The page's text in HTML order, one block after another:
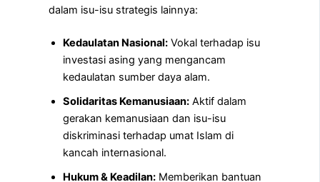
dalam isu-isu strategis lainnya:
Kedaulatan Nasional: Vokal terhadap isu
investasi asing yang mengancam
kedaulatan sumber daya alam.
Solidaritas Kemanusiaan: Aktif dalam
gerakan kemanusiaan dan isu-isu
diskriminasi terhadap umat Islam di
kancah internasional.
Hukum & Keadilan: Memberikan bantuan